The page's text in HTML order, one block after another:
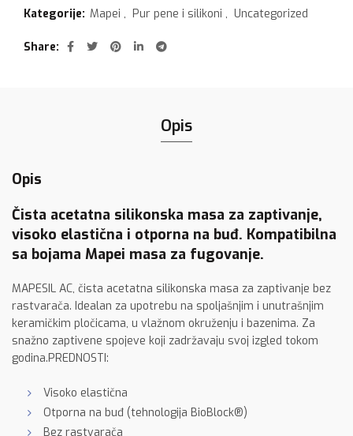
Kategorije: Mapei , Pur pene i silikoni , Uncategorized
Share
Opis
Opis
Čista acetatna silikonska masa za zaptivanje,
visoko elastična i otporna na buđ. Kompatibilna
sa bojama Mapei masa za fugovanje.
MAPESIL AC, čista acetatna silikonska masa za zaptivanje bez
rastvarača. Idealan za upotrebu na spoljašnjim i unutrašnjim
keramičkim pločicama, u vlažnom okruženju i bazenima. Za
snažno zaptivene spojeve koji zadržavaju svoj izgled tokom
godina.PREDNOSTI:
Visoko elastična
Otporna na buđ (tehnologija BioBlock®)
Bez rastvarača